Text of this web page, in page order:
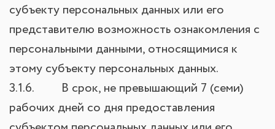
субъекту персональных данных или его
представителю возможность ознакомления с
персональными данными, относящимися к
этому субъекту персональных данных.
3.1.6. В срок, не превышающий 7 (семи)
рабочих дней со дня предоставления